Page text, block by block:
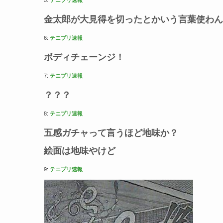
金太郎が大見得を切ったとかいう言葉使わ
6: テニプリ速報
ボディチェーンジ！
7: テニプリ速報
？？？
8: テニプリ速報
五感ガチャって言うほど地味か？
絵面は地味やけど
9: テニプリ速報